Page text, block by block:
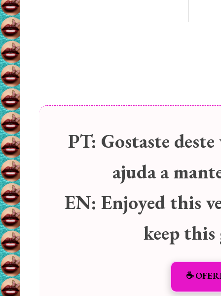
PT: Gostaste
ajuda a
EN: Enjoyed this
keep
☕️